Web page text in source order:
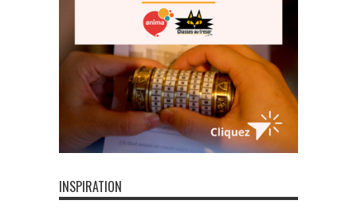
INSPIRATION